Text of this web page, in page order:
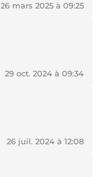
26 mars 2025 à 09:25
29 oct. 2024 à 09:34
26 juil. 2024 à 12:08